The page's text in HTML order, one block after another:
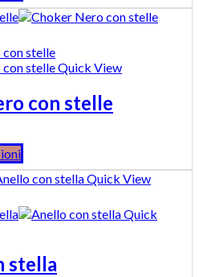
Quick View
con stelle
Quick View
Quick
stella